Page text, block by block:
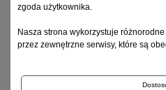
Archiwum
2005, tom 14,
zgoda użytkownika.
Nasza strona wykorzystuje
przez zewnętrzne serwisy, które są